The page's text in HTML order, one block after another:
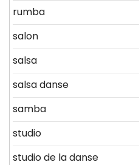
rumba
salon
salsa
salsa danse
samba
studio
studio de la danse